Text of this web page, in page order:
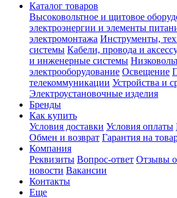
Каталог товаров
Высоковольтное и щитовое
электроэнергии и элементы
электромонтажа Инструменты,
системы Кабели, провода и
и инженерные системы
электрооборудование Освещение
телекоммуникации Устройства и
Электроустановочные изделия
Бренды
Как купить
Условия доставки Условия оплаты
Обмен и возврат Гарантия на
Компания
Реквизиты Вопрос-ответ Отзывы
новости Вакансии
Контакты
Еще